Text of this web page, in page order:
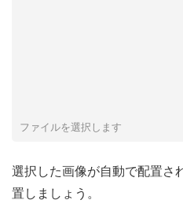
ファイルを選択します
選択した画像が自動で配置さ
置しましょう。